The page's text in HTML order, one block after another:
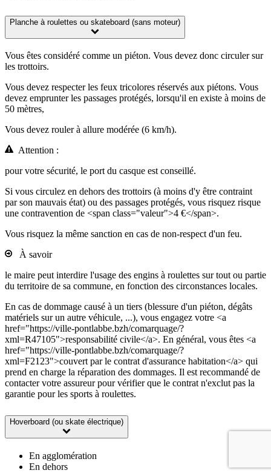
Planche à roulettes ou skateboard (sans moteur)
Vous êtes considéré comme un piéton. Vous devez donc circuler sur
les trottoirs.
Vous devez respecter les feux tricolores réservés aux piétons. Vous
devez emprunter les passages protégés, lorsqu'il en existe à moins de
50 mètres,
Vous devez rouler à allure modérée (6 km/h).
Attention :
pour votre sécurité, le port du casque est conseillé.
Si vous circulez en dehors des trottoirs (à moins d'y être contraint
par son mauvais état) ou des passages protégés, vous risquez risque
une contravention de <span class="valeur">4 €</span>.
Vous risquez la même sanction en cas de non-respect d'un feu.
À savoir
le maire peut interdire l'usage des engins à roulettes sur tout ou partie
du territoire de sa commune, en fonction des circonstances locales.
En cas de dommage causé à un tiers (blessure d'un piéton, dégâts
matériels sur un autre véhicule, ...), vous engagez votre <a
href="https://ville-pontlabbe.bzh/comarquage/?
xml=R47105">responsabilité civile</a>. En général, vous êtes <a
href="https://ville-pontlabbe.bzh/comarquage/?
xml=F2123">couvert par le contrat d'assurance habitation</a> qui
prend en charge la réparation des dommages. Il est recommandé de
contacter votre assureur pour vérifier que le contrat n'exclut pas la
garantie pour les sports à roulettes.
Hoverboard (ou skate électrique)
En agglomération
En dehors